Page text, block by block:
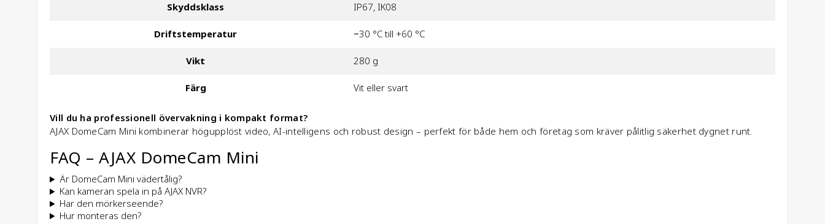
Skyddsklass
IP67, IK08
Driftstemperatur
−30 °C till +60 °C
Vikt
280 g
Färg
Vit eller svart
Vill du ha professionell övervakning i kompakt format?
AJAX DomeCam Mini kombinerar högupplöst video, AI-intelligens och robust design – perfekt för både hem och företag som kräver pålitlig säkerhet dygnet runt.
FAQ – AJAX DomeCam Mini
Är DomeCam Mini vädertålig?
Kan kameran spela in på AJAX NVR?
Har den mörkerseende?
Hur monteras den?